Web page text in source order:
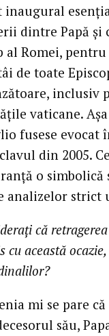
inaugural
dintre Papă şi
al Romei,
de toate
inclusiv
vaticane.
fusese
din 2005.
o simbolică
analizelor strict
că
cu această
mi se pare
său,